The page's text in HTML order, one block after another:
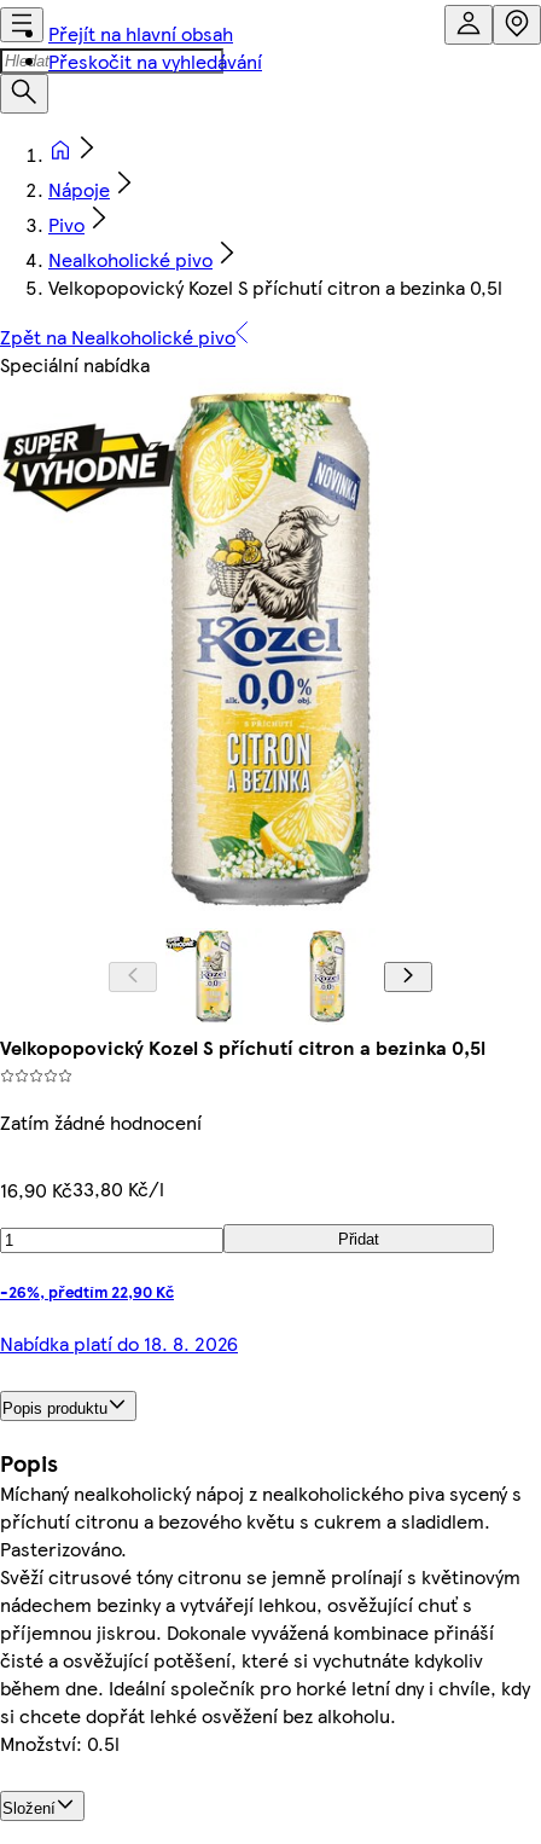
Přejít na hlavní obsah
Přeskočit na vyhledávání
Nápoje
Pivo
Nealkoholické pivo
Velkopopovický Kozel S příchutí citron a bezinka 0,5l
Zpět na Nealkoholické pivo
Speciální nabídka
Velkopopovický Kozel S příchutí citron a bezinka 0,5l
Zatím žádné hodnocení
16,90 Kč33,80 Kč/l
Přidat
-26%, předtím 22,90 Kč
Nabídka platí do 18. 8. 2026
Popis produktu
Popis
Míchaný nealkoholický nápoj z nealkoholického piva sycený s
příchutí citronu a bezového květu s cukrem a sladidlem.
Pasterizováno.
Svěží citrusové tóny citronu se jemně prolínají s květinovým
nádechem bezinky a vytvářejí lehkou, osvěžující chuť s
příjemnou jiskrou.​ Dokonale vyvážená kombinace přináší
čisté a osvěžující potěšení, které si vychutnáte kdykoliv
během dne.​ Ideální společník pro horké letní dny i chvíle, kdy
si chcete dopřát lehké osvěžení bez alkoholu.
Množství: 0.5l
Složení